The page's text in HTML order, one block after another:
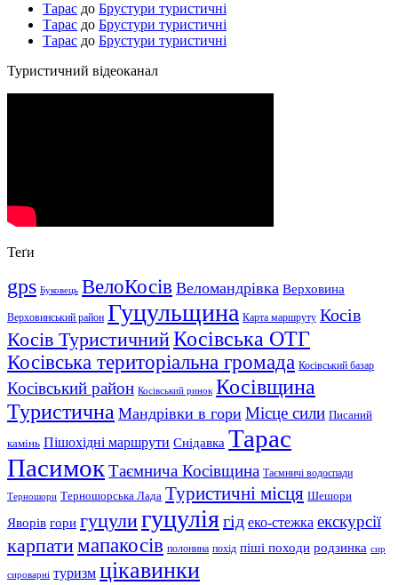
Тарас до Брустури туристичні
Тарас до Брустури туристичні
Тарас до Брустури туристичні
Туристичний відеоканал
Теґи
gps Буковець ВелоКосів Веломандрівка Верховина
Верховинський район Гуцульщина Карта маршруту Косів
Косів ТуристичнийКосівська ОТГ
Косівська територіальна громада Косівський базар
Косівський район Косівський ринок Косівщина
Туристична Мандрівки в гори Місце сили Писаний
камінь Пішохідні маршрути Снідавка Тарас
ПасимокТаємнича Косівщина Таємничі водоспади
Терношори Терношорська Лада Туристичні місця Шешори
Яворів гори гуцулигуцуліягід еко-стежка екскурсії
карпатимапакосів полонина похід піші походи родзинка сир
сироварні туризм цікавинки